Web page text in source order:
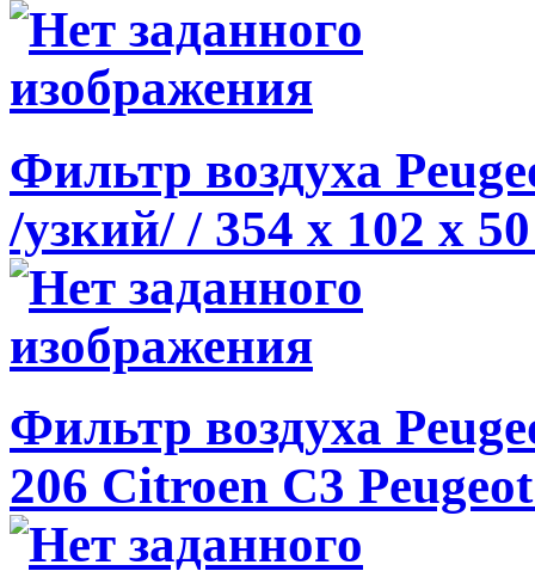
Фильтр воздуха
/узкий/ / 354 x 102 x
Фильтр воздуха
206 Citroen C3